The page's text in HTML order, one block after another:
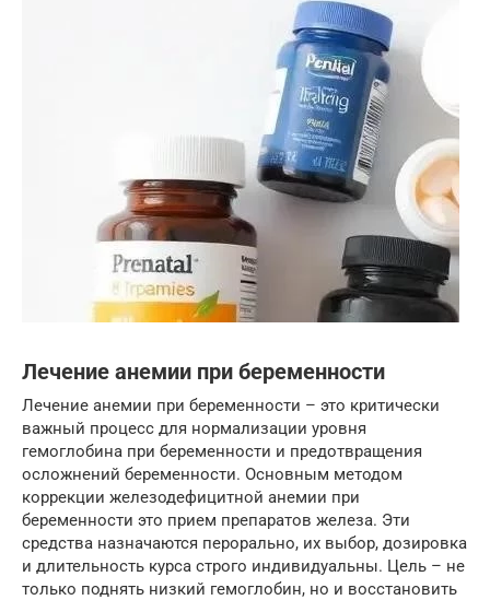
Лечение анемии при беременности
Лечение анемии при беременности – это критически
важный процесс для нормализации уровня
гемоглобина при беременности и предотвращения
осложнений беременности. Основным методом
коррекции железодефицитной анемии при
беременности это прием препаратов железа. Эти
средства назначаются перорально, их выбор, дозировка
и длительность курса строго индивидуальны. Цель – не
только поднять низкий гемоглобин, но и восстановить